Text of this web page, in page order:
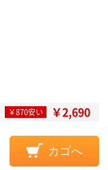
￥870安い ￥2,690
カゴへ